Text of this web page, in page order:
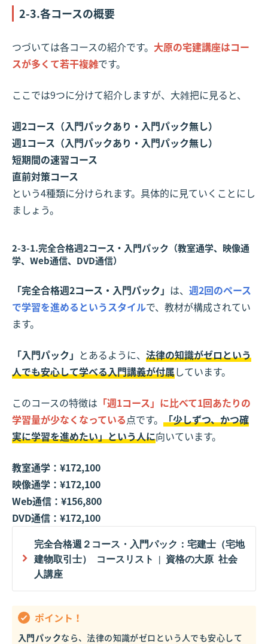
2-3.各コースの概要
つづいては各コースの紹介です。 大原の宅建講座はコー
スが多くて若干複雑です。
ここでは9つに分けて紹介しますが、大雑把に見ると、
週2コース（入門パックあり・入門パック無し）
週1コース（入門パックあり・入門パック無し）
短期間の速習コース
直前対策コース
という4種類に分けられます。具体的に見ていくことにし
ましょう。
2-3-1.完全合格週2コース・入門パック（教室通学、映像通
学、Web通信、DVD通信）
「完全合格週2コース・入門パック」 は、 週2回のペース
で学習を進めるというスタイルで、教材が構成されてい
ます。
「入門パック」 とあるように、 法律の知識がゼロという
人でも安心して学べる入門講義が付属しています。
このコースの特徴は 「週1コース」に比べて1回あたりの
学習量が少なくなっている点です。 「少しずつ、かつ確
実に学習を進めたい」という人に向いています。
教室通学：¥172,100
映像通学：¥172,100
Web通信：¥156,800
DVD通信：¥172,100
完全合格週２コース・入門パック：宅建士（宅地
建物取引士） コースリスト | 資格の大原 社会
人講座
ポイント！
入門パックなら、法律の知識がゼロという人でも安心して